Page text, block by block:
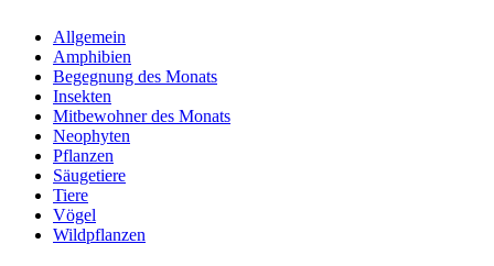
Allgemein
Amphibien
Begegnung des Monats
Insekten
Mitbewohner des Monats
Neophyten
Pflanzen
Säugetiere
Tiere
Vögel
Wildpflanzen